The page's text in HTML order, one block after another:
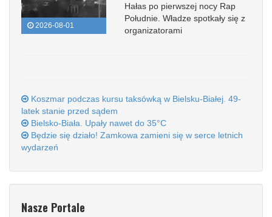
2026-08-01
Hałas po pierwszej nocy Rap
Południe. Władze spotkały się z
organizatorami
Koszmar podczas kursu taksówką w Bielsku-Białej. 49-
latek stanie przed sądem
Bielsko-Biała. Upały nawet do 35°C
Będzie się działo! Zamkowa zamieni się w serce letnich
wydarzeń
Nasze Portale